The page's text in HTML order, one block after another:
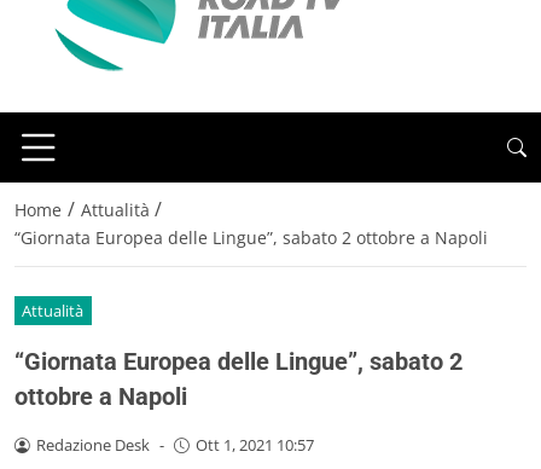
Home / Attualità /
“Giornata Europea delle Lingue”, sabato 2 ottobre a Napoli
Attualità
“Giornata Europea delle Lingue”, sabato 2
ottobre a Napoli
Redazione Desk - Ott 1, 2021 10:57